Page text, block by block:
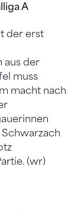
A
der erst
aus der
muss
macht nach
(wr)